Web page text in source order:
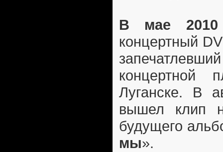
В мае 2010
концертный
концертной
Луганске. В
вышел клип
будущего
мы».